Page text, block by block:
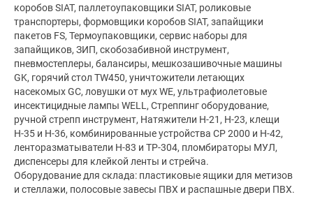
ОГРН/ОГРНИП:1115249010227
Юридический адрес:Россия, Нижегородская область,
606024, Россия, Нижегородская обл., г. Дзержинск, ул.
Чапаева д. 71/1 кв.22
Фактический адрес:Россия, Нижегородская область,
606024, Россия, Нижегородская обл., г. Дзержинск, ул.
Чапаева д. 71/1 кв.22
Дата регистрации компании:
01.11.2011
Название банка:ПАО "САРОВБИЗНЕСБАНК" г. Саров
Статус «Подтвержденная компания» включен:
коробов SIAT, паллетоупаковщики SIAT, роликовые
транспортеры, формовщики коробов SIAT, запайщики
пакетов FS, Термоупаковщики, сервис наборы для
запайщиков, ЗИП, скобозабивной инструмент,
пневмостеплеры, балансиры, мешкозашивочные машины
GK, горячий стол TW450, уничтожители летающих
насекомых GC, ловушки от мух WE, ультрафиолетовые
инсектицидные лампы WELL, Стреппинг оборудование,
ручной стрепп инструмент, Натяжители H-21, Н-23, клещи
Н-35 и Н-36, комбинированные устройства СР 2000 и Н-42,
ленторазматыватели Н-83 и TP-304, пломбираторы МУЛ,
диспенсеры для клейкой ленты и стрейча.
Оборудование для склада: пластиковые ящики для метизов
и стеллажи, полосовые завесы ПВХ и распашные двери ПВХ.